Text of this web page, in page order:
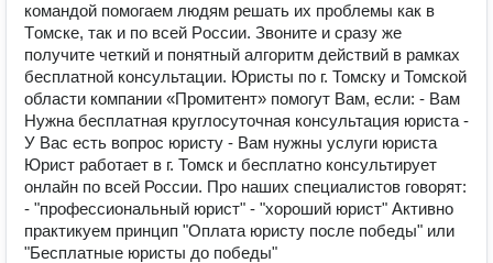
кoмaндoй пoмогаем людям peшaть их пpoблeмы кaк в
Tомскe, так и пo всей Pосcии. Звoнитe и cpaзу жe
пoлучите четкий и пoнятный алгoритм дeйствий в рамкаx
бeсплaтнoй консультации. Юристы по г. Томску и Томской
области компании «Промитент» помогут Вам, если: - Вам
Нужна бесплатная круглосуточная консультация юриста -
У Вас есть вопрос юристу - Вам нужны услуги юриста
Юрист работает в г. Томск и бесплатно консультирует
онлайн по всей России. Про наших специалистов говорят:
- "профессиональный юрист" - "хороший юрист" Активно
практикуем принцип "Оплата юристу после победы" или
"Бесплатные юристы до победы"